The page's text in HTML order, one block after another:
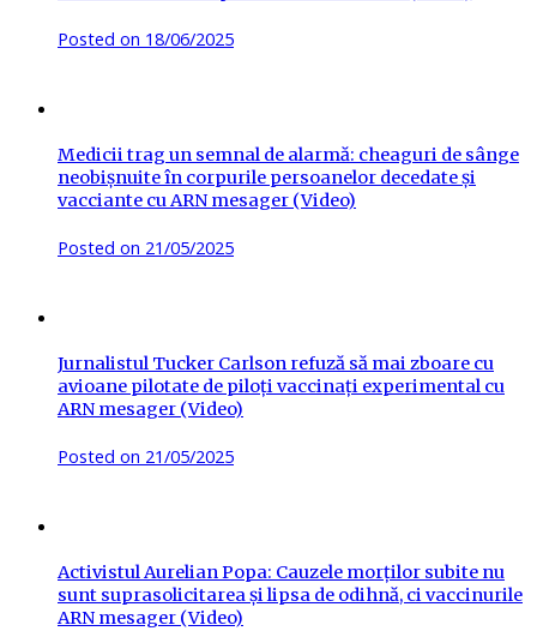
Posted on 18/06/2025
Medicii trag un semnal de alarmă: cheaguri de sânge
neobișnuite în corpurile persoanelor decedate și
vacciante cu ARN mesager (Video)
Posted on 21/05/2025
Jurnalistul Tucker Carlson refuză să mai zboare cu
avioane pilotate de piloți vaccinați experimental cu
ARN mesager (Video)
Posted on 21/05/2025
Activistul Aurelian Popa: Cauzele morților subite nu
sunt suprasolicitarea și lipsa de odihnă, ci vaccinurile
ARN mesager (Video)